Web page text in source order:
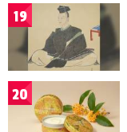
19
20